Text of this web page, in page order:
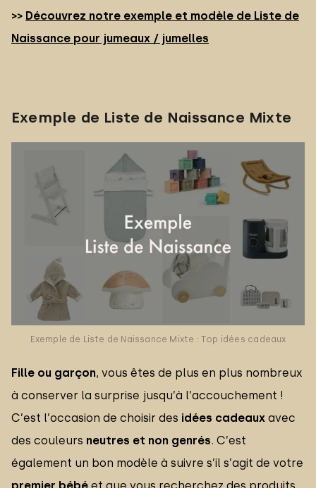
>> Découvrez notre exemple et modèle de Liste de
Naissance pour jumeaux / jumelles
Exemple de Liste de Naissance Mixte
Exemple de Liste de Naissance Mixte : Top idées cadeaux
Fille ou garçon, vous êtes de plus en plus nombreux
à conserver la surprise jusqu’à l’accouchement !
C’est l’occasion de choisir des idées cadeaux avec
des couleurs neutres et non genrés. C’est
également un bon modèle à suivre s’il s’agit de votre